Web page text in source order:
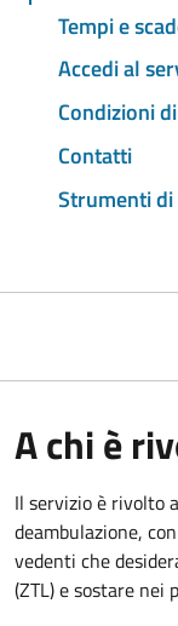
Tempi e
Accedi al
Condizioni
Contatti
Strumenti
A chi è
Il servizio è rivolto
deambulazione,
vedenti che
(ZTL) e sostare nei